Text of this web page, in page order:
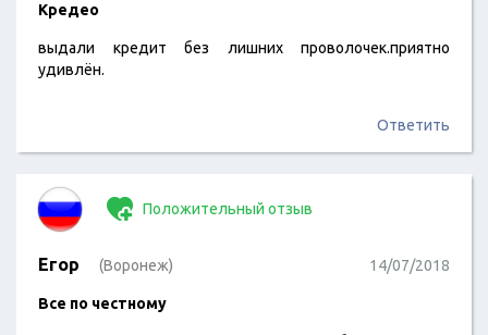
Кредео
выдали кредит без лишних проволочек.приятно
удивлён.
Ответить
Положительный отзыв
Егор (Воронеж) 14/07/2018
Все по честному